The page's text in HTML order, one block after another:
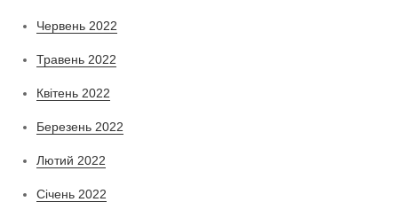
Червень 2022
Травень 2022
Квітень 2022
Березень 2022
Лютий 2022
Січень 2022